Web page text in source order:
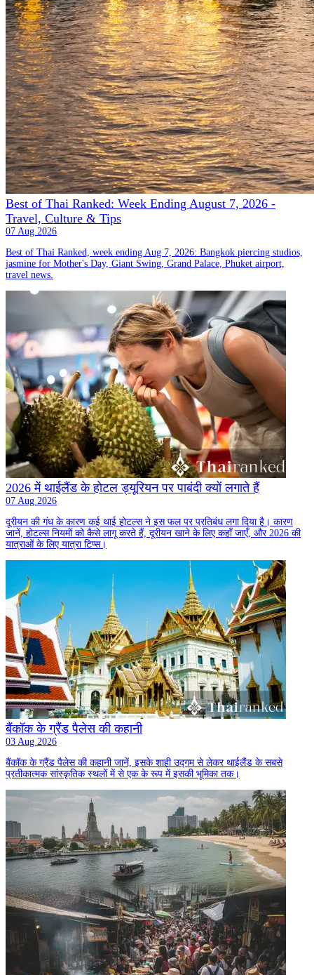
Best of Thai Ranked: Week Ending August 7, 2026 -
Travel, Culture & Tips
07 Aug 2026
Best of Thai Ranked, week ending Aug 7, 2026: Bangkok piercing studios,
jasmine for Mother's Day, Giant Swing, Grand Palace, Phuket airport,
travel news.
2026 में थाईलैंड के होटल ड्यूरियन पर पाबंदी क्यों लगाते हैं
07 Aug 2026
दूरीयन की गंध के कारण कई थाई होटल्स ने इस फल पर प्रतिबंध लगा दिया है। कारण
जानें, होटल्स नियमों को कैसे लागू करते हैं, दूरीयन खाने के लिए कहाँ जाएँ, और 2026 की
यात्राओं के लिए यात्रा टिप्स।
बैंकॉक के ग्रैंड पैलेस की कहानी
03 Aug 2026
बैंकॉक के ग्रैंड पैलेस की कहानी जानें, इसके शाही उद्गम से लेकर थाईलैंड के सबसे
प्रतीकात्मक सांस्कृतिक स्थलों में से एक के रूप में इसकी भूमिका तक।